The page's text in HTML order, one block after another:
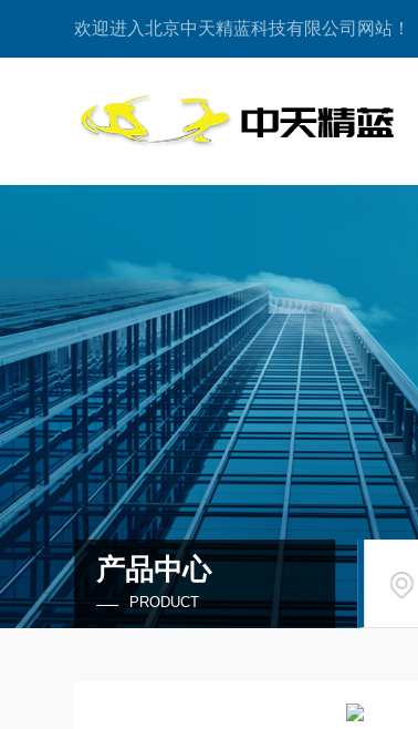
欢迎进入北京中天精蓝科技有限公司网站！
产品中心
PRODUCT